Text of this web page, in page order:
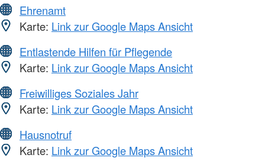
Ehrenamt
Karte: Link zur Google Maps Ansicht
Entlastende Hilfen für Pflegende
Karte: Link zur Google Maps Ansicht
Freiwilliges Soziales Jahr
Karte: Link zur Google Maps Ansicht
Hausnotruf
Karte: Link zur Google Maps Ansicht